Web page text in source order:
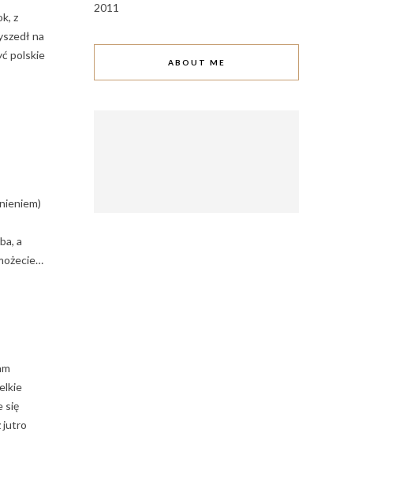
z
na
polskie
a
się
jutro
2011
ABOUT ME